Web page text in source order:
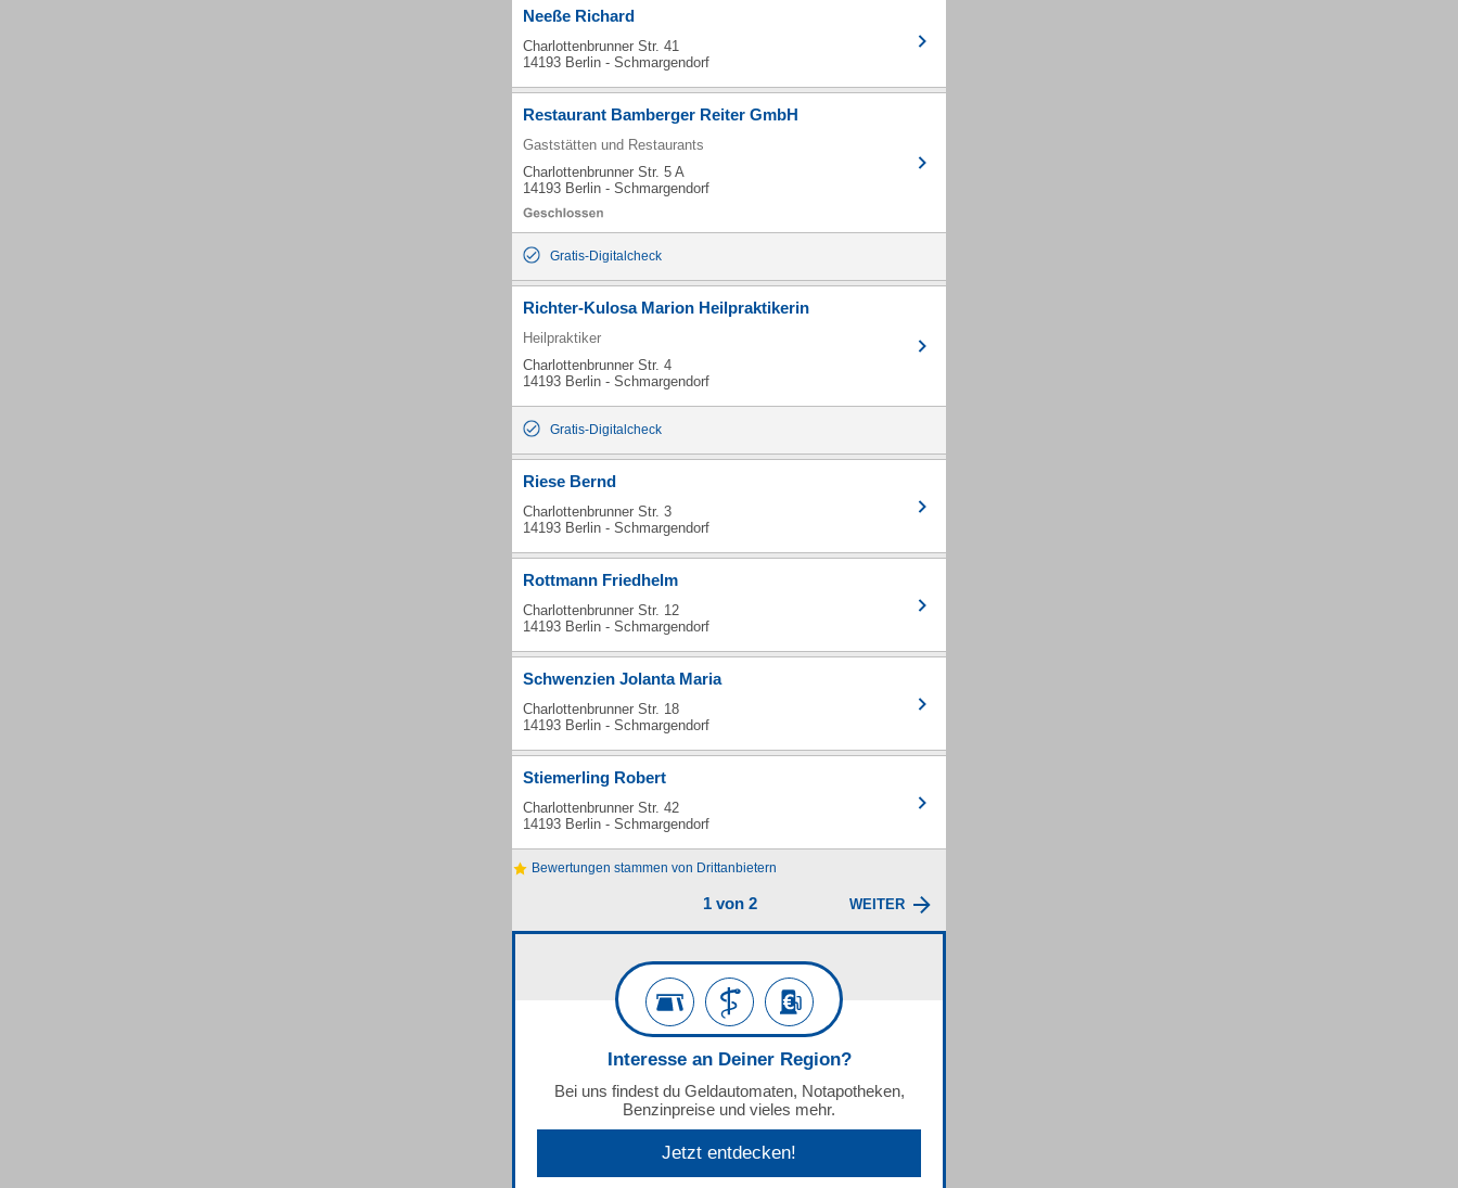
Neeße Richard
Charlottenbrunner Str. 41
14193 Berlin - Schmargendorf
Restaurant Bamberger Reiter GmbH
Gaststätten und Restaurants
Charlottenbrunner Str. 5 A
14193 Berlin - Schmargendorf
Gratis-Digitalcheck
Richter-Kulosa Marion Heilpraktikerin
Heilpraktiker
Charlottenbrunner Str. 4
14193 Berlin - Schmargendorf
Gratis-Digitalcheck
Riese Bernd
Charlottenbrunner Str. 3
14193 Berlin - Schmargendorf
Rottmann Friedhelm
Charlottenbrunner Str. 12
14193 Berlin - Schmargendorf
Schwenzien Jolanta Maria
Charlottenbrunner Str. 18
14193 Berlin - Schmargendorf
Stiemerling Robert
Charlottenbrunner Str. 42
14193 Berlin - Schmargendorf
Bewertungen stammen von Drittanbietern
1 von 2 WEITER
Interesse an Deiner Region?
Bei uns findest du Geldautomaten, Notapotheken,
Benzinpreise und vieles mehr.
Jetzt entdecken!